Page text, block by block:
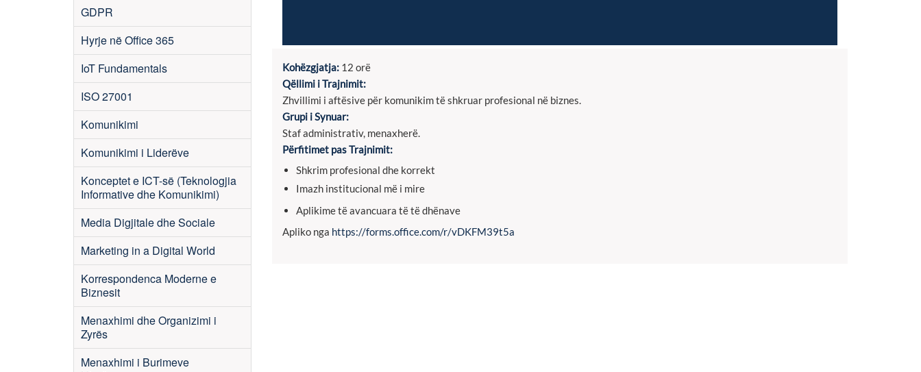
GDPR
Hyrje në Office 365
IoT Fundamentals
ISO 27001
Komunikimi
Komunikimi i Liderëve
Konceptet e ICT-së (Teknologjia
Informative dhe Komunikimi)
Media Digjitale dhe Sociale
Marketing in a Digital World
Korrespondenca Moderne e
Biznesit
Menaxhimi dhe Organizimi i
Zyrës
Menaxhimi i Burimeve
Kohëzgjatja: 12 orë
Qëllimi i Trajnimit:
Zhvillimi i aftësive për komunikim të shkruar profesional në biznes.
Grupi i Synuar:
Staf administrativ, menaxherë.
Përfitimet pas Trajnimit:
Shkrim profesional dhe korrekt
Imazh institucional më i mire
Aplikime të avancuara të të dhënave
Apliko nga https://forms.office.com/r/vDKFM39t5a